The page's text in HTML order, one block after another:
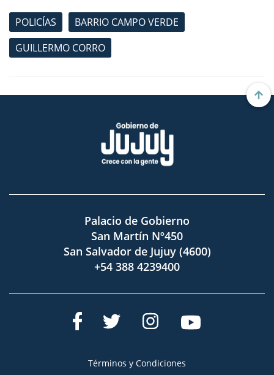
POLICÍAS
BARRIO CAMPO VERDE
GUILLERMO CORRO
Palacio de Gobierno
San Martín Nº450
San Salvador de Jujuy (4600)
+54 388 4239400
Términos y Condiciones